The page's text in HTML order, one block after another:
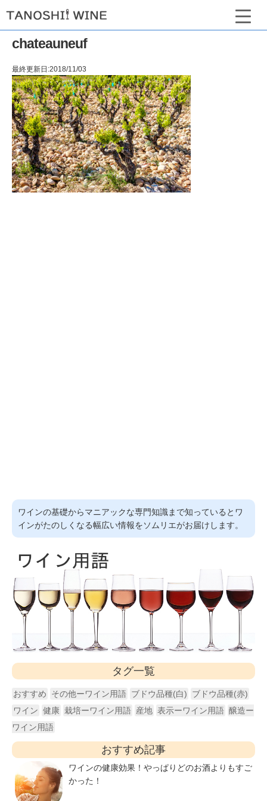
chateauneuf
最終更新日:2018/11/03
ワインの基礎からマニアックな専門知識まで知っているとワ
インがたのしくなる幅広い情報をソムリエがお届けします。
タグ一覧
おすすめ その他ーワイン用語 ブドウ品種(白)
ブドウ品種(赤)
ワイン 健康 栽培ーワイン用語 産地 表示ーワイン用語 醸造ー
ワイン用語
おすすめ記事
ワインの健康効果！やっぱりどのお酒よりもすご
かった！